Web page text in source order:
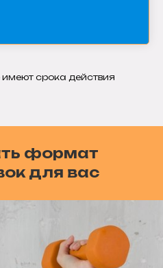
срока действия
формат
для вас